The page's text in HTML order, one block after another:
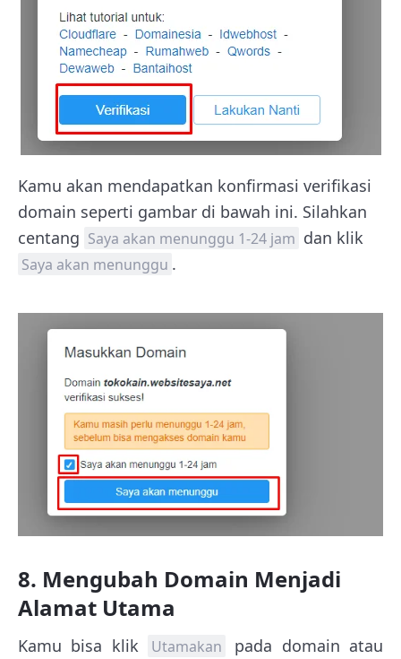
Kamu akan mendapatkan konfirmasi verifikasi
domain seperti gambar di bawah ini. Silahkan
centang Saya akan menunggu 1-24 jam dan klik
Saya akan menunggu .
8. Mengubah Domain Menjadi
Alamat Utama
Kamu bisa klik Utamakan
pada domain atau